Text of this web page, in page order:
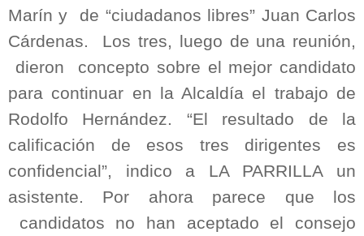
Marín y
de “ciudadanos libres” Juan Carlos
Cárdenas.
Los tres, luego de una reunión,
dieron
concepto sobre el mejor candidato
para continuar en la Alcaldía el trabajo de
Rodolfo Hernández. “El resultado de la
calificación de esos tres dirigentes es
confidencial”, indico a LA PARRILLA un
asistente. Por ahora parece que los
candidatos no han aceptado el consejo